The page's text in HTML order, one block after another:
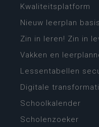
Kwaliteitsplatform
Nieuw leerplan
Zin in leren! Zin in
Vakken en
Lessentabellen
Digitale
Schoolkalender
Scholenzoeker